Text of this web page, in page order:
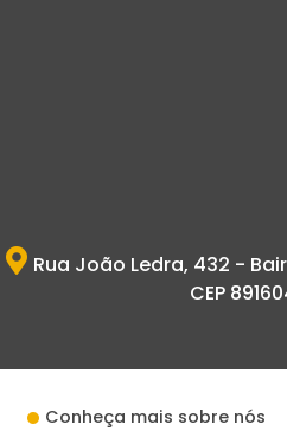
Rua João Ledra, 432 -
CEP
Conheça mais sobre nós